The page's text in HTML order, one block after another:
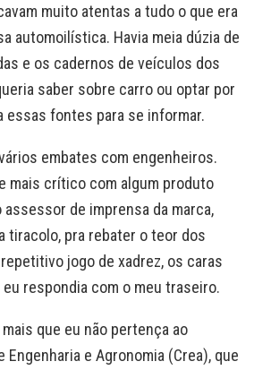
muito atentas a tudo o que era
automoilística. Havia meia dúzia de
e os cadernos de veículos dos
saber sobre carro ou optar por
essas fontes para se informar.
embates com engenheiros.
mais crítico com algum produto
assessor de imprensa da marca,
tiracolo, pra rebater o teor dos
jogo de xadrez, os caras
eu respondia com o meu traseiro.
que eu não pertença ao
Engenharia e Agronomia (Crea), que